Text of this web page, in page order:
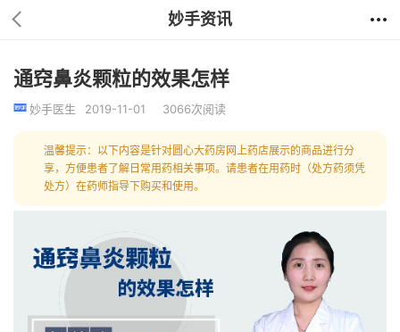
妙手资讯
通窍鼻炎颗粒的效果怎样
妙手医生 2019-11-01 3066次阅读
温馨提示：以下内容是针对圆心大药房网上药店展示的商品进行分
享，方便患者了解日常用药相关事项。请患者在用药时（处方药须凭
处方）在药师指导下购买和使用。